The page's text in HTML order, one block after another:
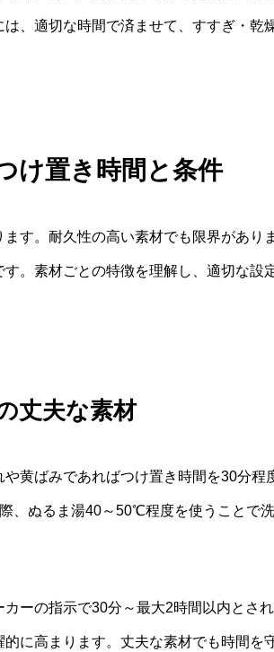
、適切な時間で済ませて、すすぎ・乾
け置き時間と条件
す。耐久性の高い素材でも限界があり
。素材ごとの特徴を理解し、適切な設
丈夫な素材
黄ばみであればつけ置き時間を30分程
、ぬるま湯40～50℃程度を使うことで
ーの指示で30分～最大2時間以内とさ
に高まります。丈夫な素材でも時間を